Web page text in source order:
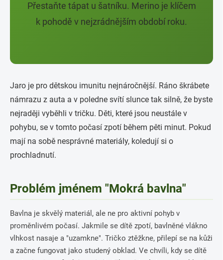
Přestaňte tápat u šatníku. Merino je klíčem
k pohodě v nejzrádnějším období roku.
Jaro je pro dětskou imunitu nejnáročnější. Ráno škrábete
námrazu z auta a v poledne svítí slunce tak silně, že byste
nejraději vyběhli v tričku. Děti, které jsou neustále v
pohybu, se v tomto počasí zpotí během pěti minut. Pokud
mají na sobě nesprávné materiály, koledují si o
prochladnutí.
Problém jménem "Mokrá bavlna"
Bavlna je skvělý materiál, ale ne pro aktivní pohyb v
proměnlivém počasí. Jakmile se dítě zpotí, bavlněné vlákno
vlhkost nasaje a "uzamkne". Tričko ztěžkne, přilepí se na kůži
a začne fungovat jako studený obklad. Ve chvíli, kdy se dítě